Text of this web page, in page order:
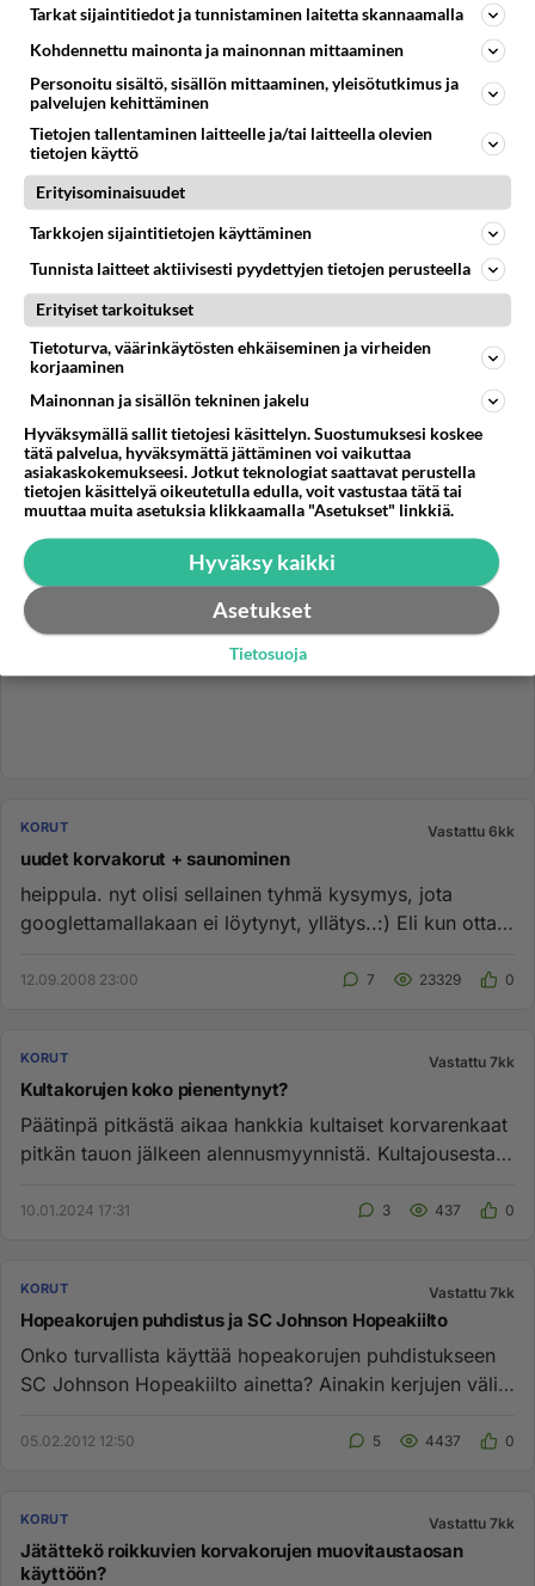
Tätä asiaa mietin että riipus on hopeaa. Entä mitä
ainetta on ketju?...
EsaPlays
11.05.2025 20:03
KORUT
Kultatukku kokemuksia
Olen miettinyt toiminnan laillisuutta ja onko ihmiset
tietoisia. Kultatukku ostaa esimerkiksi kulta ja hopea
korut romu...
27.07.2023 16:10 12 8080
KORUT Vastattu 6kk
uudet korvakorut + saunominen
heippula. nyt olisi sellainen tyhmä kysymys, jota
googlettamallakaan ei löytynyt, yllätys..:) Eli kun ottaa
12.09.2008 23:00 7 23329 0
KORUT Vastattu 7kk
Kultakorujen koko pienentynyt?
Päätinpä pitkästä aikaa hankkia kultaiset korvarenkaat
pitkän tauon jälkeen alennusmyynnistä. Kultajousesta
10.01.2024 17:31 3 437 0
KORUT Vastattu 7kk
Hopeakorujen puhdistus ja SC Johnson Hopeakiilto
Onko turvallista käyttää hopeakorujen puhdistukseen
SC Johnson Hopeakiilto ainetta? Ainakin kerjujen väliin
05.02.2012 12:50 5 4437 0
KORUT Vastattu 7kk
Jätättekö roikkuvien korvakorujen muovitaustaosan
käyttöön?
Tarkat sijaintitiedot ja tunnistaminen laitetta skannaamalla
Kohdennettu mainonta ja mainonnan mittaaminen
Personoitu sisältö, sisällön mittaaminen, yleisötutkimus ja
palvelujen kehittäminen
Tietojen tallentaminen laitteelle ja/tai laitteella olevien
tietojen käyttö
Erityisominaisuudet
Tarkkojen sijaintitietojen käyttäminen
Tunnista laitteet aktiivisesti pyydettyjen tietojen perusteella
Erityiset tarkoitukset
Tietoturva, väärinkäytösten ehkäiseminen ja virheiden
korjaaminen
Mainonnan ja sisällön tekninen jakelu
Hyväksymällä sallit tietojesi käsittelyn. Suostumuksesi koskee
tätä palvelua, hyväksymättä jättäminen voi vaikuttaa
asiakaskokemukseesi. Jotkut teknologiat saattavat perustella
tietojen käsittelyä oikeutetulla edulla, voit vastustaa tätä tai
muuttaa muita asetuksia klikkaamalla "Asetukset" linkkiä.
Hyväksy kaikki
Asetukset
Tietosuoja